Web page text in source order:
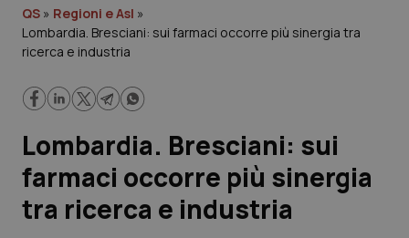
Governo e Parlamento
Regioni e Asl
Lavoro e Professioni
Scienza e Farmaci
Studi e Analisi
QS » Regioni e Asl »
Lombardia. Bresciani: sui farmaci occorre più sinergia tra
ricerca e industria
Lombardia. Bresciani: sui
farmaci occorre più sinergia
tra ricerca e industria